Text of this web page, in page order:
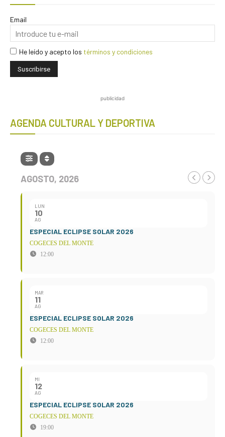
Email
He leído y acepto los términos y condiciones
publicidad
AGENDA CULTURAL Y DEPORTIVA
AGOSTO, 2026
LUN
10
AG
ESPECIAL ECLIPSE SOLAR 2026
COGECES DEL MONTE
12:00
MAR
11
AG
ESPECIAL ECLIPSE SOLAR 2026
COGECES DEL MONTE
12:00
MI
12
AG
ESPECIAL ECLIPSE SOLAR 2026
COGECES DEL MONTE
19:00